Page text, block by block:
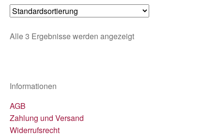
Alle 3 Ergebnisse werden angezeigt
Informationen
AGB
Zahlung und Versand
Widerrufsrecht